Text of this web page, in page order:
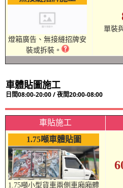
燈箱廣告、無接縫招牌安
裝或拆裝。
單裝
車體貼圖施工
日間08:00-20:00 / 夜間20:00-08:00
車貼施工
1.75噸車體貼圖
1.75噸小型貨車兩側車廂廂體